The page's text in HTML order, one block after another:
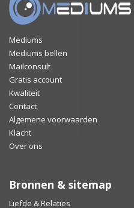
Mediums
Mediums bellen
Mailconsult
Gratis account
Kwaliteit
Contact
Algemene voorwaarden
Klacht
Over ons
Bronnen & sitemap
Liefde & Relaties